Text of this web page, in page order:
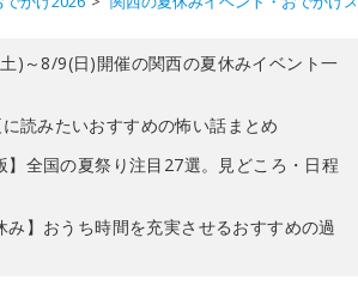
)～8/9(日)開催の関西の夏休みイベント一
に読みたいおすすめの怖い話まとめ
】全国の夏祭り注目27選。見どころ・日程
み】おうち時間を充実させるおすすめの過